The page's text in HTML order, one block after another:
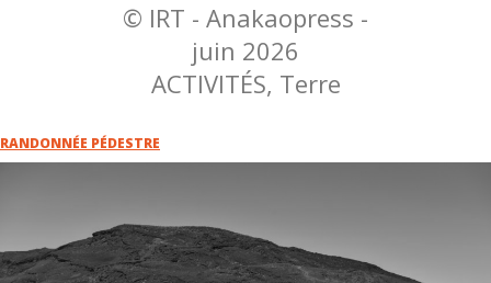
Voyages de presse
Toute l'actualité
Pro. du tourisme
© IRT - Anakaopress -
juin 2026
ACTIVITÉS, Terre
RANDONNÉE PÉDESTRE